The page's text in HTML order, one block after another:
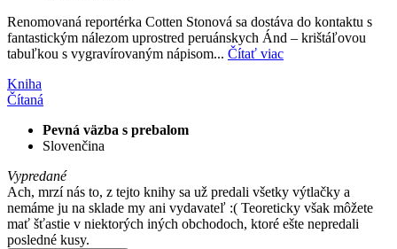
Renomovaná reportérka Cotten Stonová sa dostáva do kontaktu s
fantastickým nálezom uprostred peruánskych Ánd – krištáľovou
tabuľkou s vygravírovaným nápisom... Čítať viac
Kniha
Čítaná
Pevná väzba s prebalom
Slovenčina
Vypredané
Ach, mrzí nás to, z tejto knihy sa už predali všetky výtlačky a
nemáme ju na sklade my ani vydavateľ :( Teoreticky však môžete
mať šťastie v niektorých iných obchodoch, ktoré ešte nepredali
posledné kusy.